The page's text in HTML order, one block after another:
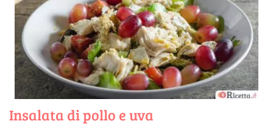
Insalata di pollo e uva